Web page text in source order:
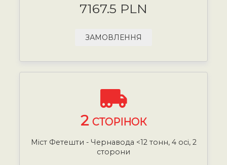
7167.5 PLN
ЗАМОВЛЕННЯ
2 СТОРІНОК
Міст Фетешти - Чернавода <12 тонн, 4 осі, 2
сторони